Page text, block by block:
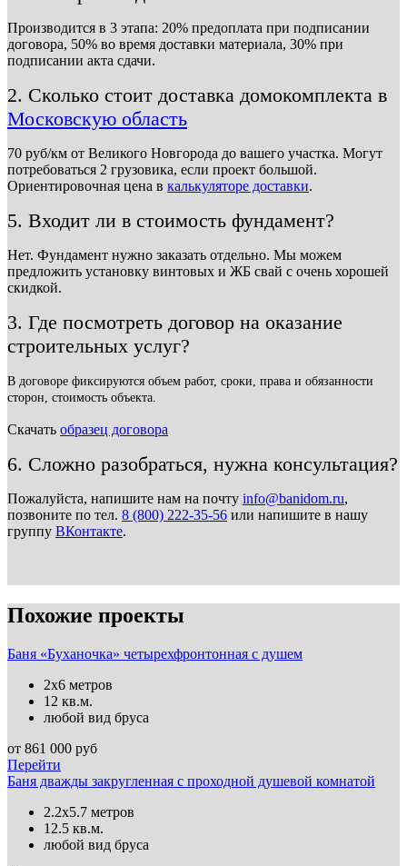
Производится в 3 этапа: 20% предоплата при подписании
договора, 50% во время доставки материала, 30% при
подписании акта сдачи.
2. Сколько стоит доставка домокомплекта в
Московскую область
70 руб/км от Великого Новгорода до вашего участка. Могут
потребоваться 2 грузовика, если проект большой.
Ориентировочная цена в калькуляторе доставки.
5. Входит ли в стоимость фундамент?
Нет. Фундамент нужно заказать отдельно. Мы можем
предложить установку винтовых и ЖБ свай с очень хорошей
скидкой.
3. Где посмотреть договор на оказание
строительных услуг?
В договоре фиксируются объем работ, сроки, права и обязанности
сторон, стоимость объекта.
Скачать образец договора
6. Сложно разобраться, нужна консультация?
Пожалуйста, напишите нам на почту info@banidom.ru,
позвоните по тел. 8 (800) 222-35-56 или напишите в нашу
группу ВКонтакте.
Похожие проекты
Баня «Буханочка» четырехфронтонная с душем
2х6 метров
12 кв.м.
любой вид бруса
от 861 000 руб
Перейти
Баня дважды закругленная с проходной душевой комнатой
2.2х5.7 метров
12.5 кв.м.
любой вид бруса